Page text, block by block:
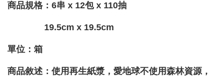
商品規格： 6串 x 12包 x 110抽
19.5cm x 19.5cm
單位：箱
商品敘述：使用再生紙漿，愛地球不使用森林資源，